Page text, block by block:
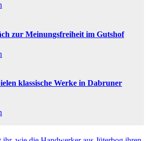
zur Meinungsfreiheit im Gutshof
klassische Werke in Dabruner